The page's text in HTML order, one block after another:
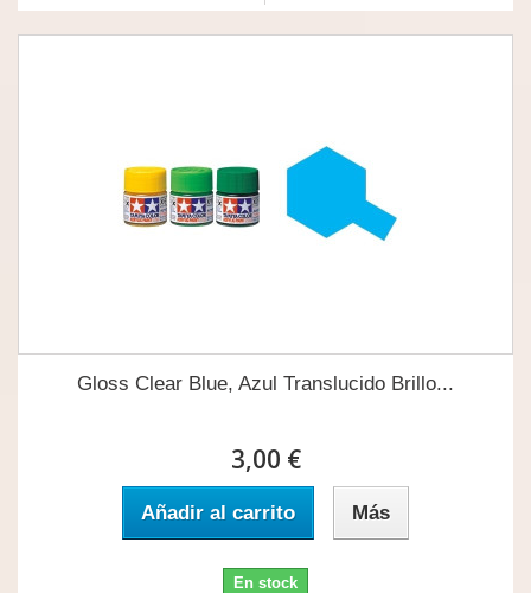
Gloss Clear Blue, Azul Translucido Brillo...
3,00 €
Añadir al carrito Más
En stock